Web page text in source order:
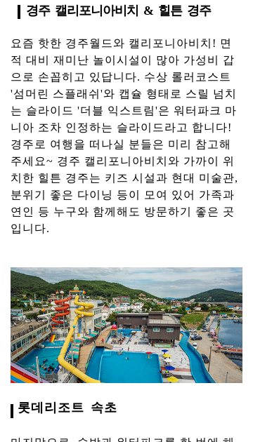
경주 캘리포니아비치 & 힐튼 경주
요즘 핫한 경주월드와 캘리포니아비치! 면
적 대비 재미난 놀이시설이 많아 가성비 갑
으로 손꼽히고 있답니다. 수상 롤러코스트
'섬머린 스플래쉬'와 캡슐 형태로 스릴 넘치
는 슬라이드 '더블 익스트림'은 워터파크 마
니아 조차 인정하는 슬라이드라고 합니다!
경주로 여행을 떠나실 분들은 미리 참고해
주세요~ 경주 캘리포니아비치와 가까이 위
치한 힐튼 경주는 키즈 시설과 현대 미술관,
분위기 좋은 다이닝 등이 모여 있어 가족과
연인 등 누구와 함께해도 방문하기 좋은 곳
입니다.
롯데리조트 속초